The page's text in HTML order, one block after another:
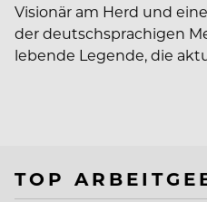
Visionär am Herd und
der deutschsprachigen
lebende Legende, die
TOP